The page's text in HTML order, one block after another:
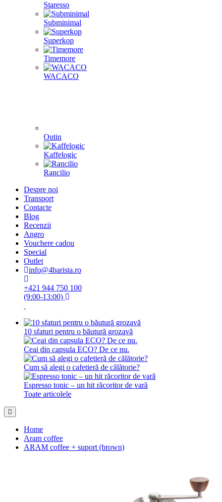
Staresso
Subminimal
Superkop
Timemore
WACACO
Outin
Kaffelogic
Rancilio
Despre noi
Transport
Contacte
Blog
Recenzii
Angro
Vouchere cadou
Special
Outlet
info@4barista.ro
+421 944 750 100
(9:00-13:00)
10 sfaturi pentru o băutură grozavă
Ceai din capsula ECO? De ce nu.
Cum să alegi o cafetieră de călătorie?
Espresso tonic – un hit răcoritor de vară
Toate articolele
Home
Aram coffee
ARAM coffee + suport (brown)